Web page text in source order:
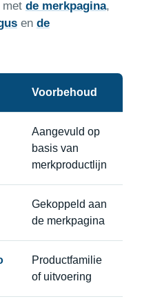
met de merkpagina,
en de
Voorbehoud
Aangevuld op
basis van
merkproductlijn
Gekoppeld aan
de merkpagina
Productfamilie
of uitvoering